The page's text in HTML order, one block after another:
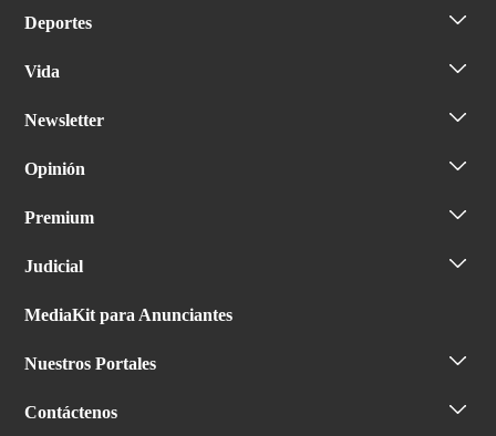
Deportes
Vida
Newsletter
Opinión
Premium
Judicial
MediaKit para Anunciantes
Nuestros Portales
Contáctenos